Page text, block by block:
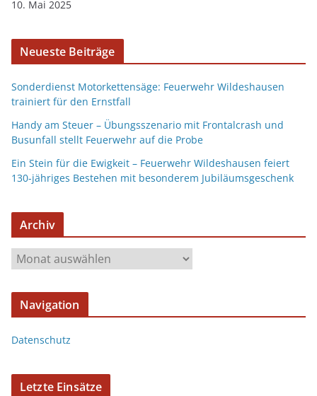
10. Mai 2025
Neueste Beiträge
Sonderdienst Motorkettensäge: Feuerwehr Wildeshausen
trainiert für den Ernstfall
Handy am Steuer – Übungsszenario mit Frontalcrash und
Busunfall stellt Feuerwehr auf die Probe
Ein Stein für die Ewigkeit – Feuerwehr Wildeshausen feiert
130-jähriges Bestehen mit besonderem Jubiläumsgeschenk
Archiv
Navigation
Datenschutz
Letzte Einsätze